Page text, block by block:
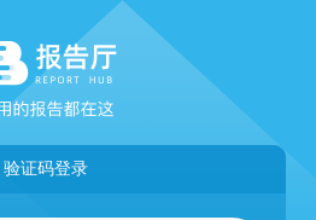
验证码登录